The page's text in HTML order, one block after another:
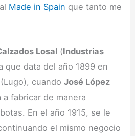
Made in Spain que tanto me
Losal (Industrias
que data del año 1899 en
(Lugo), cuandoJosé López
a fabricar de manera
En el año 1915, se le
el mismo negocio